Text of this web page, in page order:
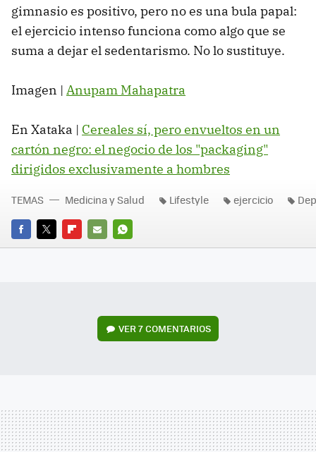
gimnasio es positivo, pero no es una bula papal:
el ejercicio intenso funciona como algo que se
suma a dejar el sedentarismo. No lo sustituye.
Imagen | Anupam Mahapatra
En Xataka | Cereales sí, pero envueltos en un
cartón negro: el negocio de los "packaging"
dirigidos exclusivamente a hombres
FACEBOOK
TWITTERFLIPBOARD
E-
WHATSAPP
TEMAS Medicina y Salud Lifestyle ejercicio
VER7 COMENTARIOS